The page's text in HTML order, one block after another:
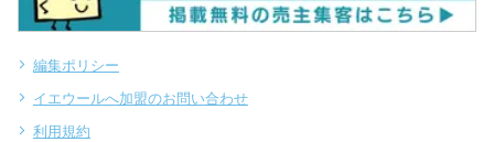
編集ポリシー
イエウールへ加盟のお問い合わせ
利用規約